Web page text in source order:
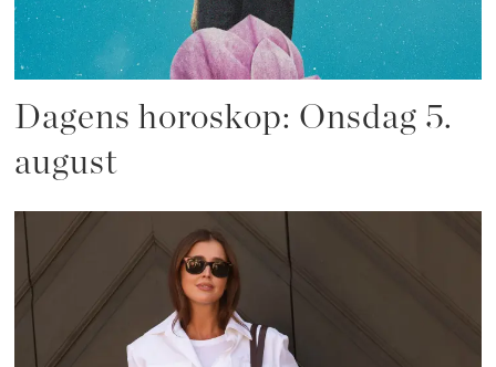
Dagens horoskop: Onsdag 5.
august